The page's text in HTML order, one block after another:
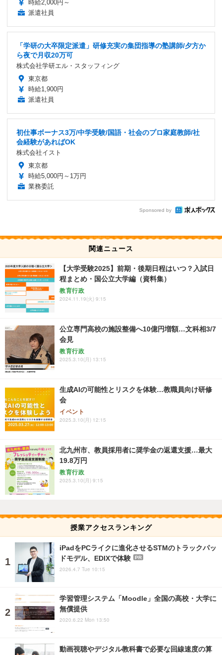
時給2,000円～
派遣社員
「学研の大卒限定派遣」研修充実の集団指導の塾講師/夕方か
ら夜で月収20万可
株式会社学研エル・スタッフィング
東京都
時給1,900円
派遣社員
初仕事ボーナス3万/中学受験/国語・社会のプロ家庭教師/社
会経験があればOK
株式会社イスト
東京都
時給5,000円～1万円
業務委託
Sponsored by
関連ニュース
【大学受験2025】前期・後期日程はいつ？入試日
程まとめ・国公立大学編（資料集）
教育行政
2024.11.19(火) 9:15
公立専門高校の施設整備へ10億円増額…文科相3/7
会見
教育行政
2025.3.10(月) 13:15
生成AIの可能性とリスクを体験…教職員向け研修
会
イベント
2025.3.10(月) 12:15
北九州市、教員採用者に奨学金の返還支援…最大
19.8万円
教育行政
2025.3.10(月) 9:15
授業アクセスランキング
iPadをPCライクに進化させるSTMのトラックパッ
ドモデル、EDIXで体験
PR
2026.4.7 Tue 10:15
学習管理システム「Moodle」全国の高校・大学に
無償提供
2020.6.22 Mon 13:50
動画視聴やデジタル教科書で必要な回線速度の算